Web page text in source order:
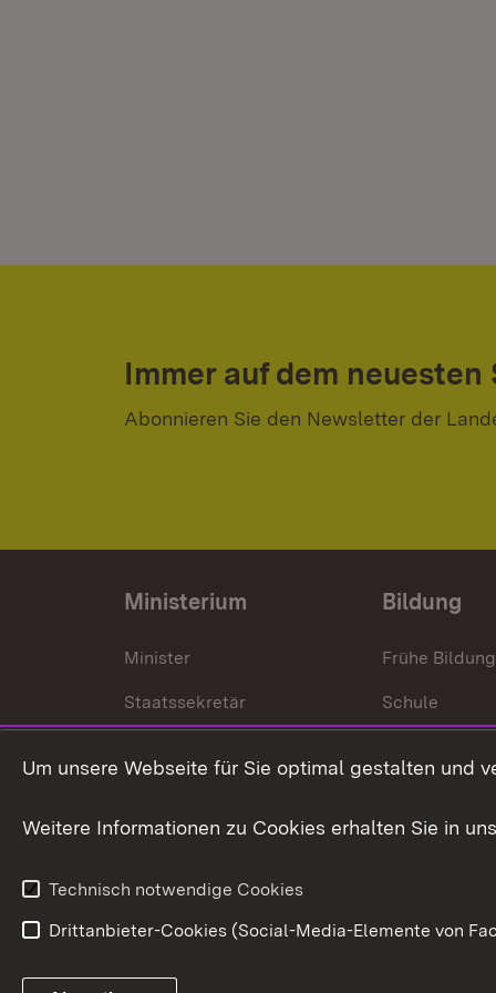
Immer auf dem neuesten
Abonnieren Sie den Newsletter der
Ministerium
Minister
Staatssekretär
Anfahrt und Kontakt
Bildung
Frühe Bildung
Schule
Um unsere Webseite für Sie optimal gestalten und
Weitere Informationen zu Cookies erhalten Sie in
Technisch notwendige Cookies
Drittanbieter-Cookies (Social-Media-Elemente von